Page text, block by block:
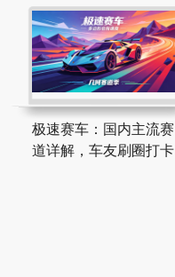
极速赛车：国内主流赛
道详解，车友刷圈打卡